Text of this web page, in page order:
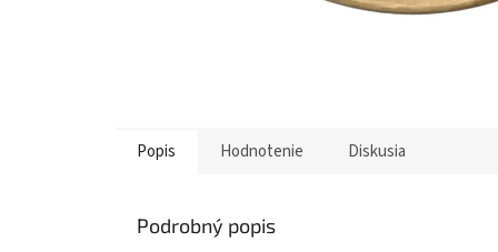
Popis Hodnotenie Diskusia
Podrobný popis